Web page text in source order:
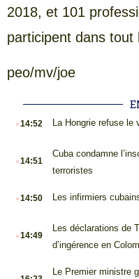
2018, et 101
participent dans tout
peo/mv/joe
.14:52 La Hongrie refuse le
.14:51
Cuba condamne
terroristes
.14:50 Les infirmiers
.14:49
Les déclarations de
d’ingérence en
.
Le Premier ministre